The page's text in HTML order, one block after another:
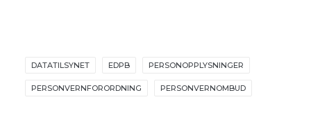
DATATILSYNET EDPB PERSONOPPLYSNINGER
PERSONVERNFORORDNING PERSONVERNOMBUD